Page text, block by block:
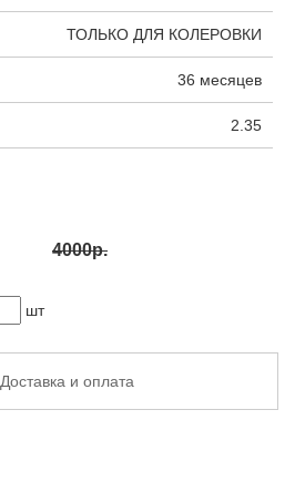
ТОЛЬКО ДЛЯ КОЛЕРОВКИ
36 месяцев
2.35
4000р.
шт
Доставка и оплата